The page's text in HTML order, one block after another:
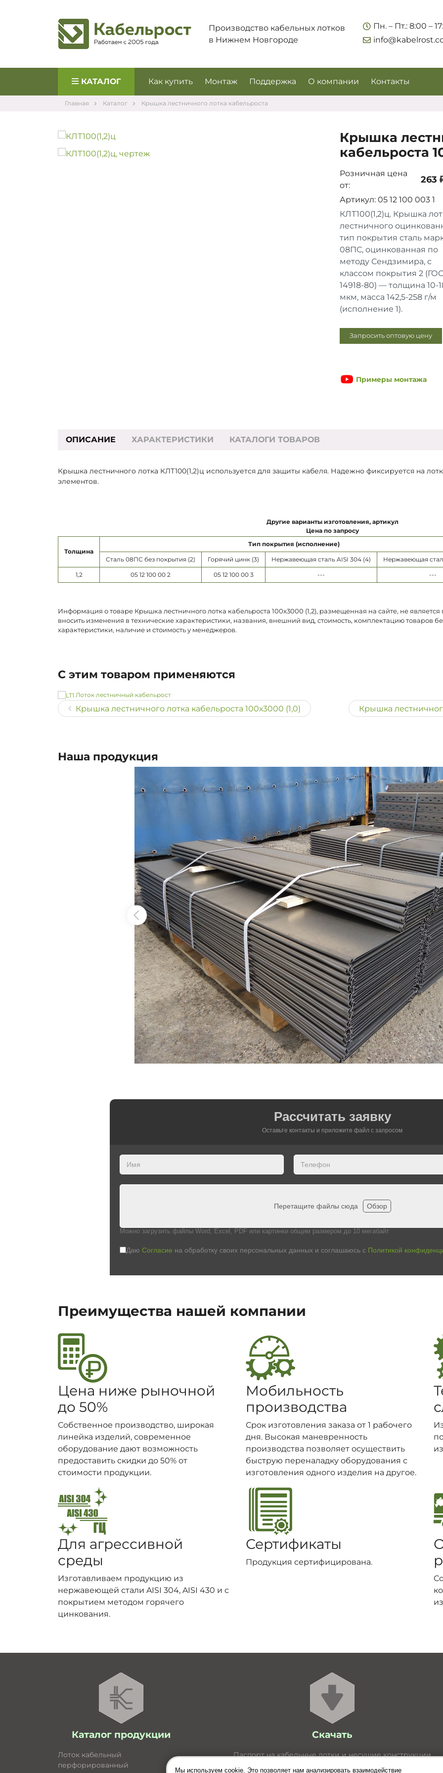
Производство кабельных лотков
в Нижнем Новгороде
Пн. – Пт.: 8:00 –
КАТАЛОГ Как купить Монтаж Поддержка О компании Контакты
Главная Каталог Крышка лестничного лотка кабельроста
Крышка
кабельроста
Розничная цена
от:
263
Артикул: 05 12 100 003 1
КЛТ100(1,2)ц. Крышка
лестничного
тип покрытия сталь
08ПС, оцинкованная по
методу Сендзимира, с
классом покрытия 2
14918-80) — толщина 10-
мкм, масса 142,5-258 г/м
(исполнение 1).
Запросить оптовую цену
Примеры монтажа
ОПИСАНИЕ ХАРАКТЕРИСТИКИ КАТАЛОГИ ТОВАРОВ
Крышка лестничного лотка КЛТ100(1,2)ц используется для защиты кабеля. Надежно фиксируется на
элементов.
Другие варианты изготовления, артикул
Цена по запросу
Толщина
Тип покрытия (исполнение)
Сталь 08ПС без покрытия (2)
Горячий цинк (3) Нержавеющая сталь AISI 304 (4) Нержавеющая
1,2 05 12 100 00 2 05 12 100 00 3 --- ---
Информация о товаре Крышка лестничного лотка кабельроста 100х3000 (1,2), размещенная на сайте, не
вносить изменения в технические характеристики, названия, внешний вид, стоимость, комплектацию товаров
характеристики, наличие и стоимость у менеджеров.
С этим товаром применяются
Лоток лестничный кабельрост
Крышка лестничного лотка кабельроста 100х3000 (1,0) Крышка
Наша продукция
Рассчитать заявку
Оставьте контакты и приложите файл c запросом
Перетащите файлы сюда Обзор
Можно загрузить файлы Word, Excel, PDF или картинки общим размером до 10 мегабайт
Даю Согласие на обработку своих персональных данных и соглашаюсь с Политикой
Преимущества нашей компании
Цена ниже рыночной
до 50%
Собственное производство, широкая
линейка изделий, современное
оборудование дают возможность
предоставить скидки до 50% от
стоимости продукции.
Мобильность
производства
Срок изготовления заказа от 1 рабочего
дня. Высокая маневренность
производства позволяет осуществить
быструю переналадку оборудования с
изготовления одного изделия на другое.
Для агрессивной
среды
Изготавливаем продукцию из
нержавеющей стали AISI 304, AISI 430 и с
покрытием методом горячего
цинкования.
Сертификаты
Продукция сертифицирована.
Каталог продукции
Лоток кабельный
перфорированный
Скачать
Паспорт на кабельные лотки и несущие конструкции
Расчёт нагрузок для лотков
Укажите контакты для связи и требования к заказу –
предложим лучшие варианты по цене, согласуем
сроки и подберём доставку.
Запросить цены
Мы используем cookie. Это позволяет нам анализировать взаимодействие